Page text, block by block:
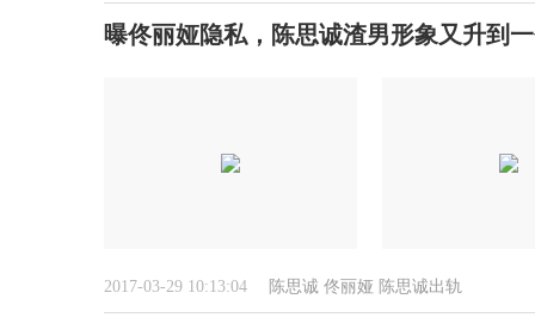
曝佟丽娅隐私，陈思诚渣男形象又升到
2017-03-29 10:13:04 陈思诚 佟丽娅 陈思诚出轨